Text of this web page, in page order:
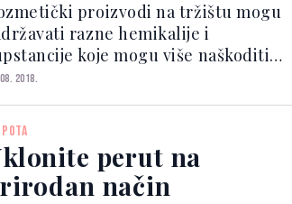
proizvodi na tržištu mogu
razne hemikalije i
koje mogu više naškoditi
pomoći osjetljivoj koži. Kako bi
šest sastojaka. 1. Hijaluronska
Hijaluronska...
2018.
perut na
način